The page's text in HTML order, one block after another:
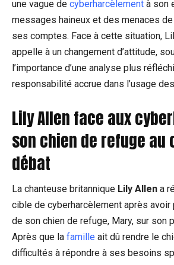
une vague de cyberharcèlement à son
messages haineux et des menaces
ses comptes. Face à cette situation,
appelle à un changement d’attitude,
l’importance d’une analyse plus
responsabilité accrue dans l’usage
Lily Allen face aux
son chien de refuge
débat
La chanteuse britannique Lily Allen a
cible de cyberharcèlement après avoir
de son chien de refuge, Mary, sur son
Après que la famille ait dû rendre le
difficultés à répondre à ses besoins